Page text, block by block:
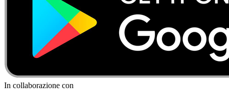
In collaborazione con